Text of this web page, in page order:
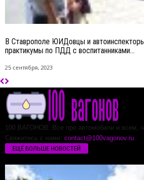
В Ставрополе ЮИДовцы и
практикумы по ПДД с воспитанниками...
25 сентября, 2023
100 ВАГОНОВ. Все про автомобили и всем,
Свяжитесь с нами: contact@100vagonov.ru
ЕЩЁ БОЛЬШЕ НОВОСТЕЙ